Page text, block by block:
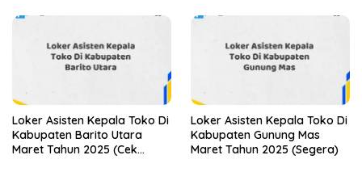
Loker Asisten Kepala Toko Di
Kabupaten Barito Utara
Maret Tahun 2025 (Cek
Loker Asisten Kepala Toko Di
Kabupaten Gunung Mas
Maret Tahun 2025 (Segera)